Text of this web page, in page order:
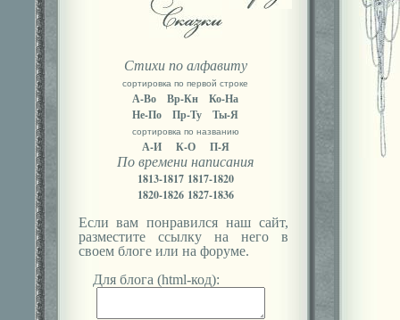
Стихи по алфавиту
сортировка по первой строке
А-Во Вр-Кн
Ко-На
Не-По
Пр-Ту Ты-Я
сортировка по названию
А-И К-О
П-Я
По времени написания
1813-1817 1817-1820
1820-1826 1827-1836
Если вам понравился наш сайт,
разместите ссылку на него в
своем блоге или на форуме.
Для блога (html-код):